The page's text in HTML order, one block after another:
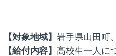
【対象地域】 岩手県山田町
【給付内容】 高校生一人に